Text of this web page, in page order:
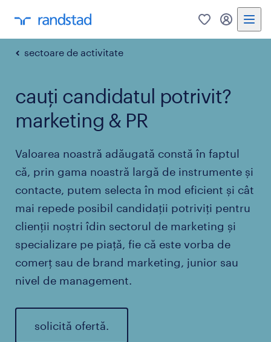
0 My
sectoare de activitate
cauți candidatul potrivit?
marketing & PR
Valoarea noastră adăugată constă în faptul
că, prin gama noastră largă de instrumente și
contacte, putem selecta în mod eficient și cât
mai repede posibil candidații potriviți pentru
clienții noștri îdin sectorul de marketing și
specializare pe piață, fie că este vorba de
comerț sau de brand marketing, junior sau
nivel de management.
solicită ofertă.